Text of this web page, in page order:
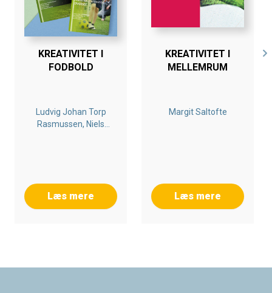
KREATIVITET I
FODBOLD
Ludvig Johan Torp
Rasmussen, Niels
Læs mere
KREATIVITET I
MELLEMRUM
Margit Saltofte
Læs mere